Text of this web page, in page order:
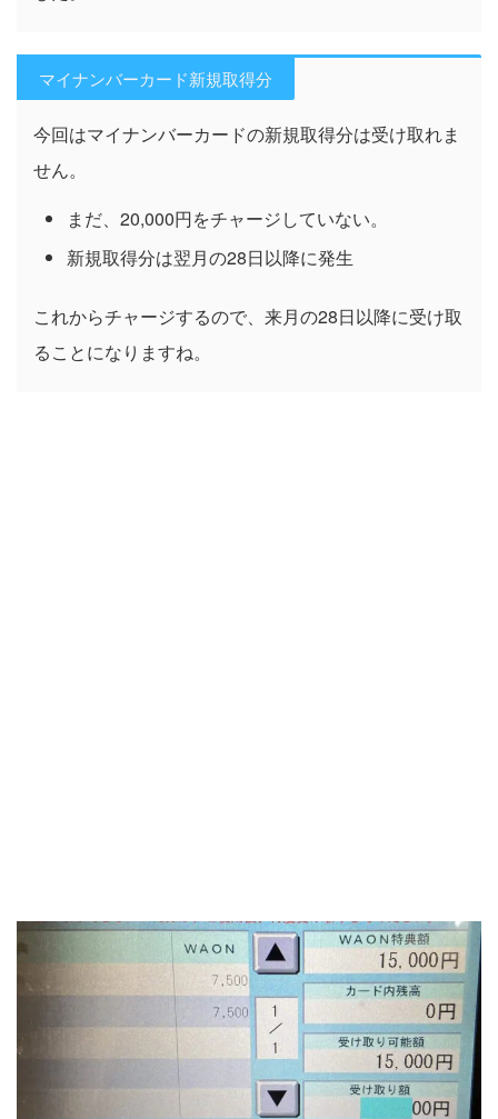
マイナンバーカード新規取得分
今回はマイナンバーカードの新規取得分は受け取れま
せん。
まだ、20,000円をチャージしていない。
新規取得分は翌月の28日以降に発生
これからチャージするので、来月の28日以降に受け取
ることになりますね。